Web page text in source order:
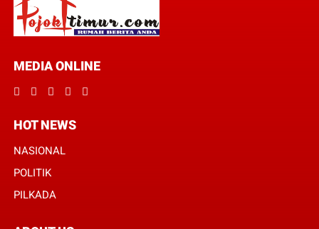
MEDIA ONLINE
HOT NEWS
NASIONAL
POLITIK
PILKADA